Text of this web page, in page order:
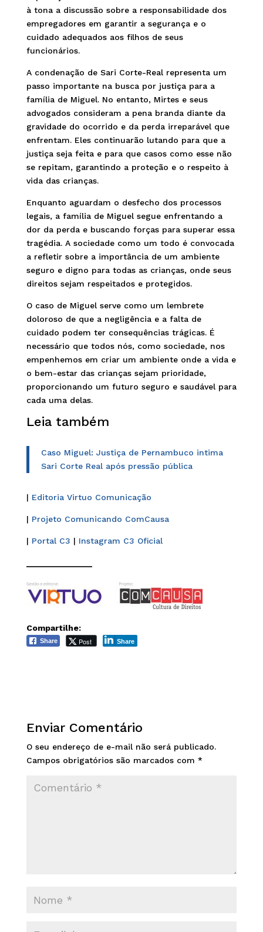
à tona a discussão sobre a responsabilidade dos
empregadores em garantir a segurança e o
cuidado adequados aos filhos de seus
funcionários.
A condenação de Sari Corte-Real representa um
passo importante na busca por justiça para a
família de Miguel. No entanto, Mirtes e seus
advogados consideram a pena branda diante da
gravidade do ocorrido e da perda irreparável que
enfrentam. Eles continuarão lutando para que a
justiça seja feita e para que casos como esse não
se repitam, garantindo a proteção e o respeito à
vida das crianças.
Enquanto aguardam o desfecho dos processos
legais, a família de Miguel segue enfrentando a
dor da perda e buscando forças para superar essa
tragédia. A sociedade como um todo é convocada
a refletir sobre a importância de um ambiente
seguro e digno para todas as crianças, onde seus
direitos sejam respeitados e protegidos.
O caso de Miguel serve como um lembrete
doloroso de que a negligência e a falta de
cuidado podem ter consequências trágicas. É
necessário que todos nós, como sociedade, nos
empenhemos em criar um ambiente onde a vida e
o bem-estar das crianças sejam prioridade,
proporcionando um futuro seguro e saudável para
cada uma delas.
Leia também
Caso Miguel: Justiça de Pernambuco intima
Sari Corte Real após pressão pública
| Editoria Virtuo Comunicação
| Projeto Comunicando ComCausa
| Portal C3 | Instagram C3 Oficial
Compartilhe:
Share Post Share
Enviar Comentário
O seu endereço de e-mail não será publicado.
Campos obrigatórios são marcados com *